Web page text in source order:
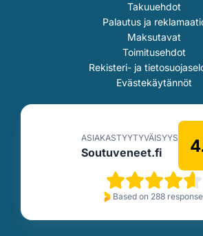
Takuuehdot
Palautus ja
Maksutavat
Toimitusehdot
Rekisteri- ja
Evästekäytännöt
ASIAKASTYYTYVÄISYYS
Soutuveneet.fi
Based on 288